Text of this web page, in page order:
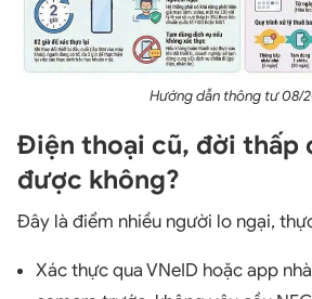
Hướng dẫn thông tư 08/
Điện thoại cũ, đời thấp
được không?
Đây là điểm nhiều người lo ngại,
Xác thực qua VNeID hoặc app